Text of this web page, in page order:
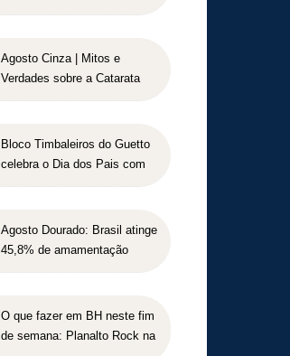
Agosto Cinza | Mitos e
Verdades sobre a Catarata
Bloco Timbaleiros do Guetto
celebra o Dia dos Pais com
Agosto Dourado: Brasil atinge
45,8% de amamentação
2030
O que fazer em BH neste fim
de semana: Planalto Rock na